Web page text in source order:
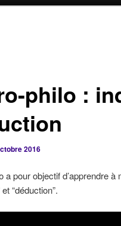
philo :
2016
a pour objectif d’apprendre
“déduction”.